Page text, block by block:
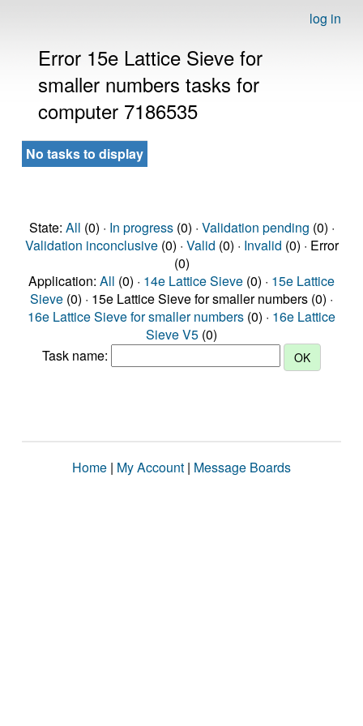
log in
Error 15e Lattice Sieve for
smaller numbers tasks for
computer 7186535
No tasks to display
State: All (0) · In progress(0) · Validation pending (0) ·
Validation inconclusive(0) · Valid (0) · Invalid (0) · Error
(0)
Application: All (0) · 14e Lattice Sieve (0) · 15e Lattice
Sieve (0) · 15e Lattice Sieve for smaller numbers (0) ·
16e Lattice Sieve for smaller numbers (0) · 16e Lattice
Sieve V5 (0)
Task name:
Home | My Account | Message Boards